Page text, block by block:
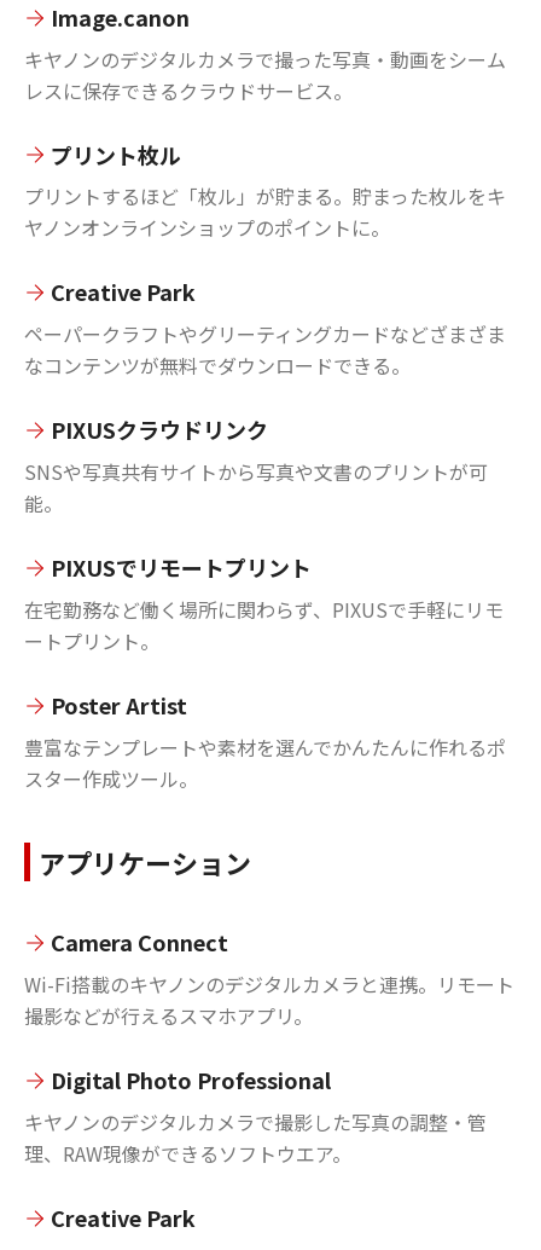
Image.canon
キヤノンのデジタルカメラで撮った写真・動画をシーム
レスに保存できるクラウドサービス。
プリント枚ル
プリントするほど「枚ル」が貯まる。貯まった枚ルをキ
ヤノンオンラインショップのポイントに。
Creative Park
ペーパークラフトやグリーティングカードなどざまざま
なコンテンツが無料でダウンロードできる。
PIXUSクラウドリンク
SNSや写真共有サイトから写真や文書のプリントが可
能。
PIXUSでリモートプリント
在宅勤務など働く場所に関わらず、PIXUSで手軽にリモ
ートプリント。
Poster Artist
豊富なテンプレートや素材を選んでかんたんに作れるポ
スター作成ツール。
アプリケーション
Camera Connect
Wi-Fi搭載のキヤノンのデジタルカメラと連携。リモート
撮影などが行えるスマホアプリ。
Digital Photo Professional
キヤノンのデジタルカメラで撮影した写真の調整・管
理、RAW現像ができるソフトウエア。
Creative Park